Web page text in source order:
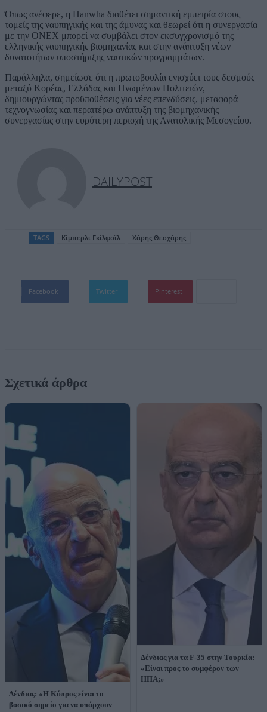
Όπως ανέφερε, η Hanwha διαθέτει σημαντική εμπειρία στους
τομείς της ναυπηγικής και της άμυνας και θεωρεί ότι η συνεργασία
με την ONEX μπορεί να συμβάλει στον εκσυγχρονισμό της
ελληνικής ναυπηγικής βιομηχανίας και στην ανάπτυξη νέων
δυνατοτήτων υποστήριξης ναυτικών προγραμμάτων.
Παράλληλα, σημείωσε ότι η πρωτοβουλία ενισχύει τους δεσμούς
μεταξύ Κορέας, Ελλάδας και Ηνωμένων Πολιτειών,
δημιουργώντας προϋποθέσεις για νέες επενδύσεις, μεταφορά
τεχνογνωσίας και περαιτέρω ανάπτυξη της βιομηχανικής
συνεργασίας στην ευρύτερη περιοχή της Ανατολικής Μεσογείου.
DAILYPOST
TAGS Κίμπερλι Γκίλφοϊλ Χάρης Θεοχάρης
Facebook Twitter Pinterest
Σχετικά άρθρα
Δένδιας: «Η Κύπρος είναι το
βασικό σημείο για να υπάρχουν
Δένδιας για τα F-35 στην Τουρκία:
«Είναι προς το συμφέρον των
ΗΠΑ;»